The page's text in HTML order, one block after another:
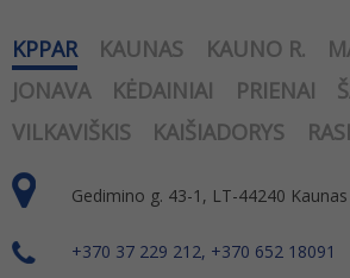
KPPAR KAUNAS KAUNO R.
JONAVA
KĖDAINIAI PRIENAI
VILKAVIŠKIS
KAIŠIADORYS
Gedimino g. 43-1, LT-44240 Kaunas
+370 37 229 212, +370 652 18091